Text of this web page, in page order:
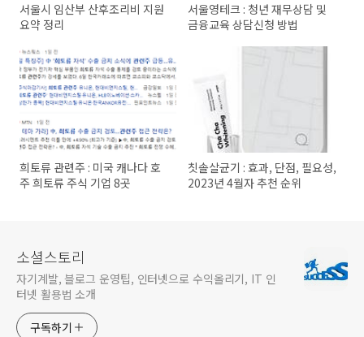
서울시 임산부 산후조리비 지원
요약 정리
서울영테크 : 청년 재무상담 및
금융교육 상담신청 방법
희토류 관련주 : 미국 캐나다 호
주 희토류 주식 기업 8곳
칫솔살균기 : 효과, 단점, 필요성,
2023년 4월자 추천 순위
소셜스토리
자기계발, 블로그 운영팁, 인터넷으로 수익올리기, IT 인
터넷 활용법 소개
구독하기